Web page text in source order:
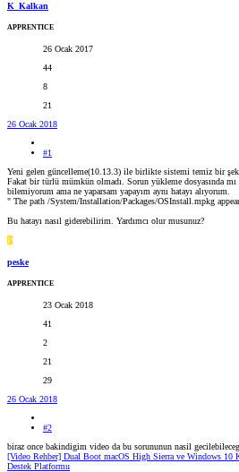
K_Kalkan
APPRENTICE
26 Ocak 2017
44
8
21
26 Ocak 2018
#1
Yeni gelen güncelleme(10.13.3) ile birlikte sistemi temiz bir
Fakat bir türlü mümkün olmadı. Sorun yükleme dosyasında
bilemiyorum ama ne yaparsam yapayım aynı hatayı alıyorum.
" The path /System/Installation/Packages/OSInstall.mpkg
Bu hatayı nasıl giderebilirim. Yardımcı olur musunuz?
P
peske
APPRENTICE
23 Ocak 2018
41
2
21
29
26 Ocak 2018
#2
biraz once bakindigim video da bu sorununun nasil
[Video Rehber] Dual Boot macOS High Sierra ve Windows
Destek Platformu